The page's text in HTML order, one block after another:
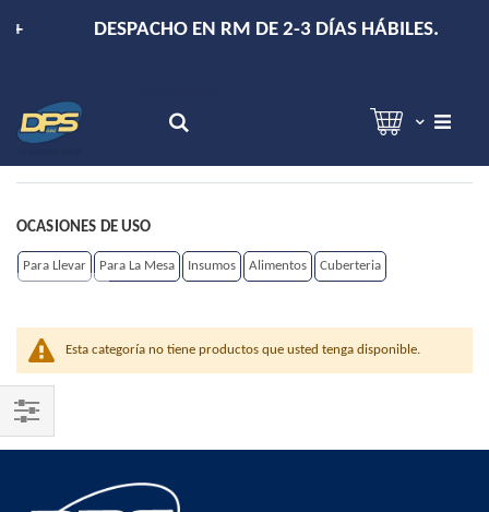
DESPACHO EN RM DE 2-3 DÍAS HÁBILES.
Esta categoría no tiene productos que usted tenga disponible.
OCASIONES DE USO
Para Llevar Para La Mesa Insumos Alimentos Cuberteria
Shop